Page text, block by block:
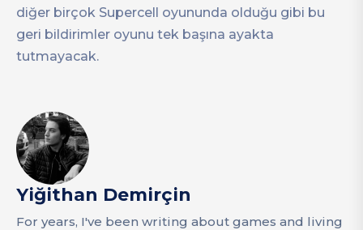
diğer birçok Supercell oyununda olduğu gibi bu
geri bildirimler oyunu tek başına ayakta
tutmayacak.
Yiğithan Demirçin
For years, I've been writing about games and living